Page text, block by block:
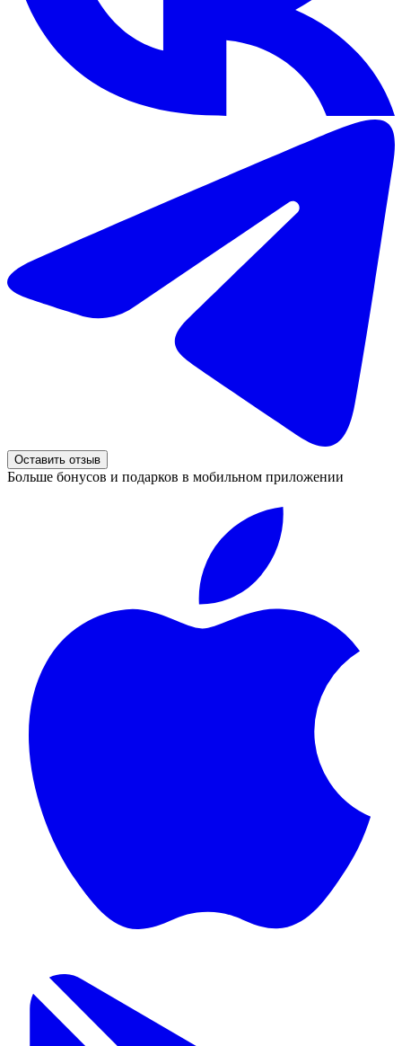
Оставить отзыв
Больше бонусов и подарков в мобильном приложении